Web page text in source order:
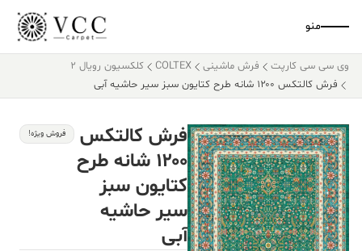
منو
وی سی سی کارپت فرش ماشینی COLTEX
کلکسیون رویال 2
فرش کالتکس ۱۲۰۰ شانه طرح کتایون سبز سیر حاشیه آبی
فرش کالتکس
۱۲۰۰ شانه طرح
کتایون سبز
سیر حاشیه
آبی
فروش ویژه!